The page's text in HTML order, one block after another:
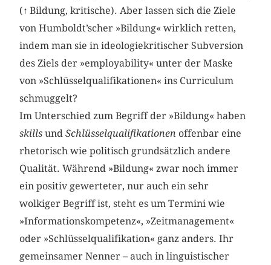
(↑Bildung, kritische). Aber lassen sich die Ziele
von Humboldt’scher »Bildung« wirklich retten,
indem man sie in ideologiekritischer Subversion
des Ziels der »employability« unter der Maske
von »Schlüsselqualifikationen« ins Curriculum
schmuggelt?
Im Unterschied zum Begriff der »Bildung« haben
skills undSchlüsselqualifikationen offenbar eine
rhetorisch wie politisch grundsätzlich andere
Qualität. Während »Bildung« zwar noch immer
ein positiv gewerteter, nur auch ein sehr
wolkiger Begriff ist, steht es um Termini wie
»Informationskompetenz«, »Zeitmanagement«
oder »Schlüsselqualifikation« ganz anders. Ihr
gemeinsamer Nenner – auch in linguistischer